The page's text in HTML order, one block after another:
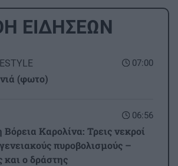
ΕΙΔΗΣΕΩΝ
07:00
(φωτο)
06:56
Καρολίνα: Τρεις νεκροί
πυροβολισμούς –
και ο δράστης